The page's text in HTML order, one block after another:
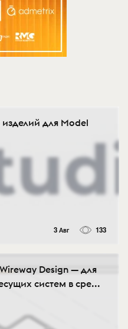
для Model
3 Авг 133
Design — для
систем в сре...